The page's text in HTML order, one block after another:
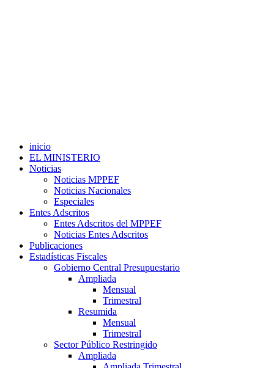
inicio
EL MINISTERIO
Noticias
Noticias MPPEF
Noticias Nacionales
Especiales
Entes Adscritos
Entes Adscritos del MPPEF
Noticias Entes Adscritos
Publicaciones
Estadísticas Fiscales
Gobierno Central Presupuestario
Ampliada
Mensual
Trimestral
Resumida
Mensual
Trimestral
Sector Público Restringido
Ampliada